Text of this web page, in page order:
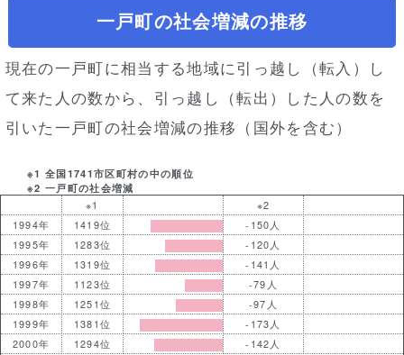
一戸町の社会増減の推移
現在の一戸町に相当する地域に引っ越し（転入）し
て来た人の数から、引っ越し（転出）した人の数を
引いた一戸町の社会増減の推移（国外を含む）
※1 全国1741市区町村の中の順位
※2 一戸町の社会増減
※1
※2
1994年
1419位
-150人
1995年
1283位
-120人
1996年
1319位
-141人
1997年
1123位
-79人
1998年
1251位
-97人
1999年
1381位
-173人
2000年
1294位
-142人